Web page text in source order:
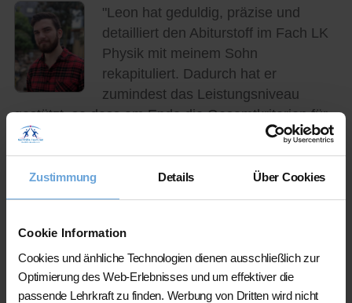
Zustimmung Details Über Cookies
Cookie Information
Cookies und änhliche Technologien dienen ausschließlich zur
Optimierung des Web-Erlebnisses und um effektiver die
passende Lehrkraft zu finden. Werbung von Dritten wird nicht
"Leon hat geduldig, präzise und
detailliert den Abiturstoff im Fach LK
Physik mit meinem Sohn
rekapituliert. Dadurch hat er
zumindest das Leistungsniveau
gestützt, so dass am Ende die Gesamtkriterien für
das Bestehen der Abiturprüfung erreicht wurden.
Damit wurde das Minimalziel erreicht. Aufgrund der
Vorbereitungssituation auf die Abiturprüfung stand
eine Notenverbesserung nicht im Fokus."
bereits verbessern. Glückwunsch,
weiter so!